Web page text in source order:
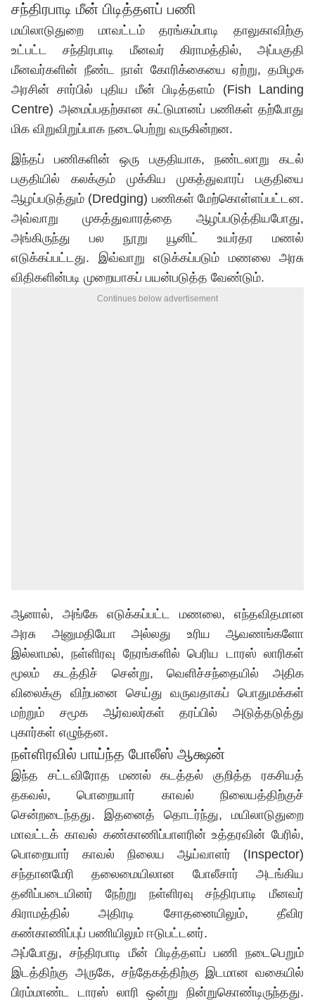
சந்திரபாடி மீன் பிடித்தளப் பணி
மயிலாடுதுறை மாவட்டம் தரங்கம்பாடி தாலுகாவிற்கு
உட்பட்ட சந்திரபாடி மீனவர் கிராமத்தில், அப்பகுதி
மீனவர்களின் நீண்ட நாள் கோரிக்கையை ஏற்று, தமிழக
அரசின் சார்பில் புதிய மீன் பிடித்தளம் (Fish Landing
Centre) அமைப்பதற்கான கட்டுமானப் பணிகள் தற்போது
மிக விறுவிறுப்பாக நடைபெற்று வருகின்றன.
இந்தப் பணிகளின் ஒரு பகுதியாக, நண்டலாறு கடல்
பகுதியில் கலக்கும் முக்கிய முகத்துவாரப் பகுதியை
ஆழப்படுத்தும் (Dredging) பணிகள் மேற்கொள்ளப்பட்டன.
அவ்வாறு முகத்துவாரத்தை ஆழப்படுத்தியபோது,
அங்கிருந்து பல நூறு யூனிட் உயர்தர மணல்
எடுக்கப்பட்டது. இவ்வாறு எடுக்கப்படும் மணலை அரசு
விதிகளின்படி முறையாகப் பயன்படுத்த வேண்டும்.
Continues below advertisement
ஆனால், அங்கே எடுக்கப்பட்ட மணலை, எந்தவிதமான
அரசு அனுமதியோ அல்லது உரிய ஆவணங்களோ
இல்லாமல், நள்ளிரவு நேரங்களில் பெரிய டாரஸ் லாரிகள்
மூலம் கடத்திச் சென்று, வெளிச்சந்தையில் அதிக
விலைக்கு விற்பனை செய்து வருவதாகப் பொதுமக்கள்
மற்றும் சமூக ஆர்வலர்கள் தரப்பில் அடுத்தடுத்து
புகார்கள் எழுந்தன.
நள்ளிரவில் பாய்ந்த போலீஸ் ஆக்ஷன்
இந்த சட்டவிரோத மணல் கடத்தல் குறித்த ரகசியத்
தகவல், பொறையார் காவல் நிலையத்திற்குச்
சென்றடைந்தது. இதனைத் தொடர்ந்து, மயிலாடுதுறை
மாவட்டக் காவல் கண்காணிப்பாளரின் உத்தரவின் பேரில்,
பொறையார் காவல் நிலைய ஆய்வாளர் (Inspector)
சந்தானமேரி தலைமையிலான போலீசார் அடங்கிய
தனிப்படையினர் நேற்று நள்ளிரவு சந்திரபாடி மீனவர்
கிராமத்தில் அதிரடி சோதனையிலும், தீவிர
கண்காணிப்புப் பணியிலும் ஈடுபட்டனர்.
அப்போது, சந்திரபாடி மீன் பிடித்தளப் பணி நடைபெறும்
இடத்திற்கு அருகே, சந்தேகத்திற்கு இடமான வகையில்
பிரம்மாண்ட டாரஸ் லாரி ஒன்று நின்றுகொண்டிருந்தது.